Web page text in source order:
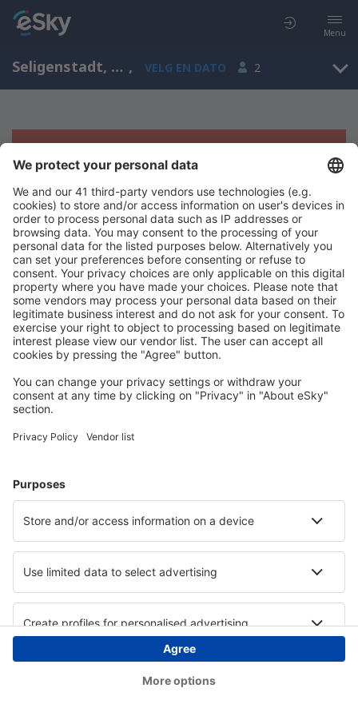
Menu
Seligenstadt, Hesse, Tyskland , VELG EN DATO 2
Beklager, søket ga ingen resultater
Prøv å søk etter andre kriterier
Copyright © eSkyTravel.no. Alle rettigheter forbeholdt.